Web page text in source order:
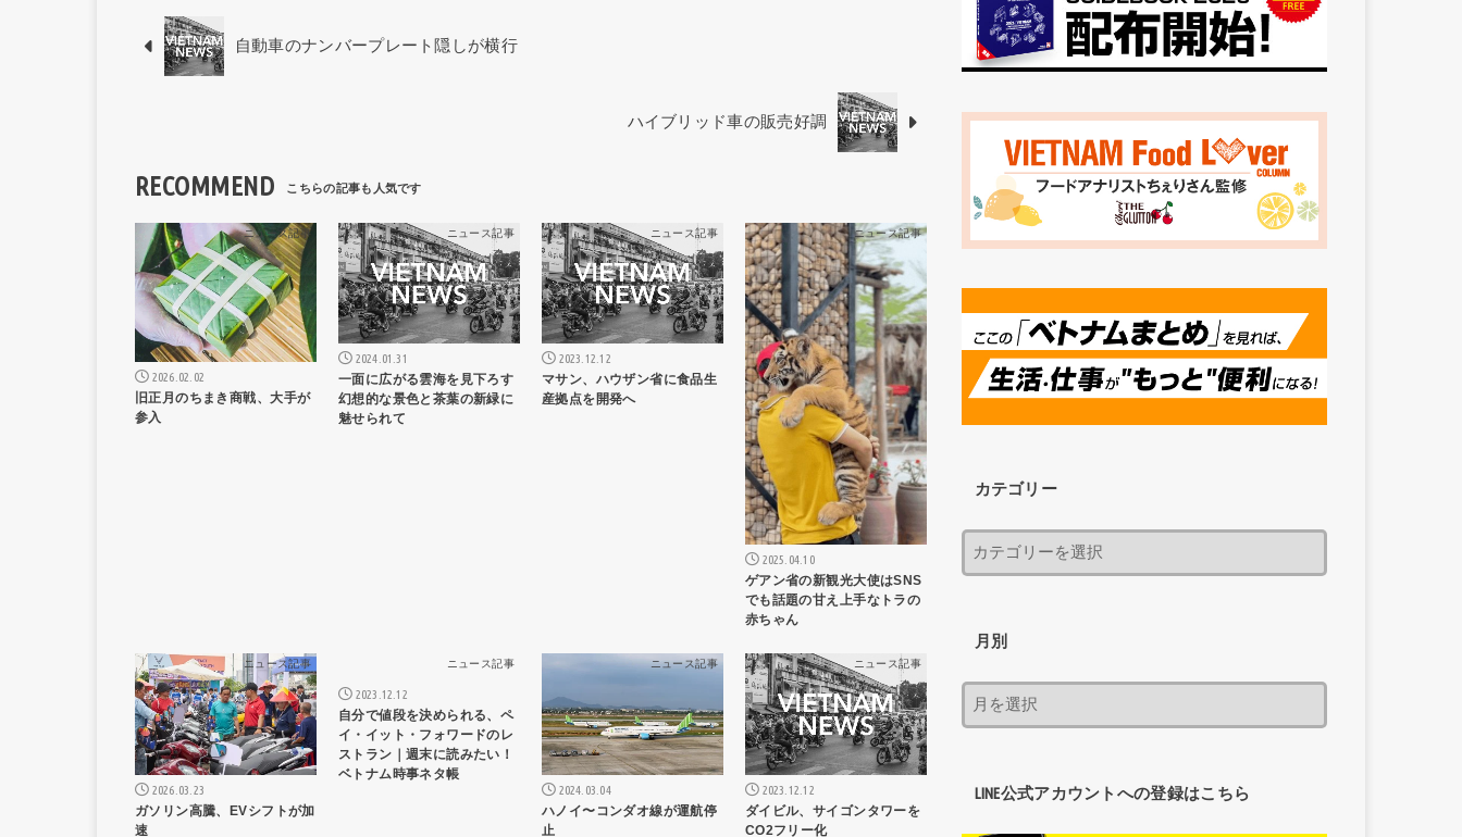
自動車のナンバープレート隠しが横行
ハイブリッド車の販売好調
RECOMMEND
ニュース記事
2026.02.02
旧正月のちまき商戦、大手が
参入
ニュース記事
2024.01.31
一面に広がる雲海を見下ろす
幻想的な景色と茶葉の新緑に
魅せられて
ニュース記事
2023.12.12
マサン、ハウザン省に食品生
産拠点を開発へ
ニュース記事
2025.04.10
ゲアン省の新観光大使はSNS
でも話題の甘え上手なトラの
赤ちゃん
ニュース記事
2026.03.23
ガソリン高騰、EVシフトが加
速
ニュース記事
2023.12.12
自分で値段を決められる、ペ
イ・イット・フォワードのレ
ストラン｜週末に読みたい！
ベトナム時事ネタ帳
ニュース記事
2024.03.04
ハノイ〜コンダオ線が運航停
止
ニュース記事
2023.12.12
ダイビル、サイゴンタワーを
CO2フリー化
カテゴリー
月別
LINE公式アカウントへの登録はこちら